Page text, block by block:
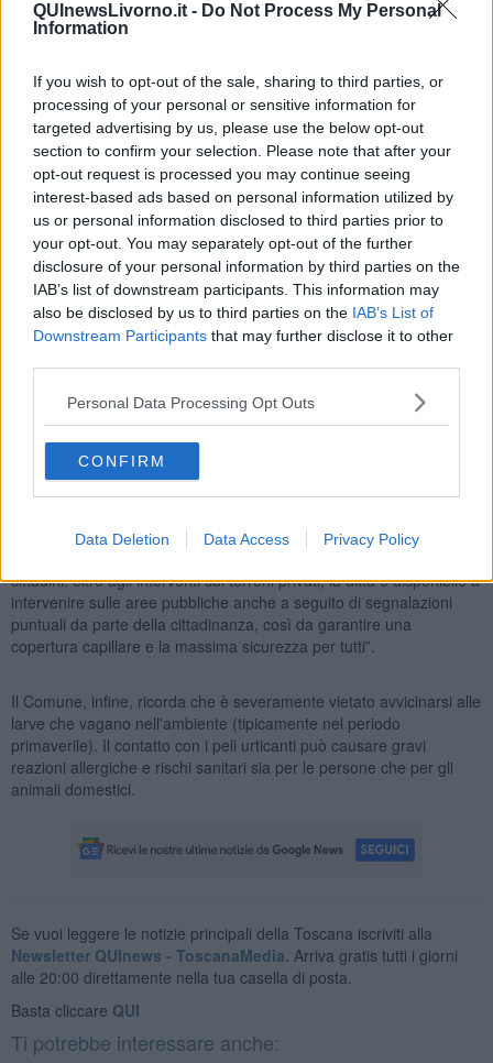
QUInewsLivorno.it - Do Not Process My Personal
Information
If you wish to opt-out of the sale, sharing to third parties, or
processing of your personal or sensitive information for
targeted advertising by us, please use the below opt-out
section to confirm your selection. Please note that after your
opt-out request is processed you may continue seeing
interest-based ads based on personal information utilized by
us or personal information disclosed to third parties prior to
your opt-out. You may separately opt-out of the further
disclosure of your personal information by third parties on the
IAB’s list of downstream participants. This information may
also be disclosed by us to third parties on the IAB’s List of
Downstream Participants that may further disclose it to other
Personal Data Processing Opt Outs
CONFIRM
Data Deletion Data Access Privacy Policy
Le ispezioni dovranno essere effettuate con particolare rigore sulle
nero, pino marittimo, pino domestico e pino strobo; varie specie di
cedro; altre conifere potenzialmente aggredibili.
Qualora venisse riscontrata la presenza di nidi, i soggetti interessati
dovranno intervenire immediatamente e obbligatoriamente
secondo le seguenti modalità:
- Rimozione meccanica: taglio dei rami infestati affidandosi a ditte
specializzate.
- Contenimento: i nidi (anche quelli già vuoti, poiché ancora carichi
- Smaltimento: i rami e i nidi rimossi dovranno essere distrutti in
“Per quanto riguarda il patrimonio arboreo pubblico e il territorio
comunale – ha dichiarato la sindaca Sara Paoli - l'Amministrazione
specializzata incaricata, che interviene prontamente laddove
cittadini: oltre agli interventi sui terreni privati, la ditta è disponibile a
intervenire sulle aree pubbliche anche a seguito di segnalazioni
puntuali da parte della cittadinanza, così da garantire una
copertura capillare e la massima sicurezza per tutti”.
Il Comune, infine, ricorda che è severamente vietato avvicinarsi alle
larve che vagano nell'ambiente (tipicamente nel periodo
primaverile). Il contatto con i peli urticanti può causare gravi
reazioni allergiche e rischi sanitari sia per le persone che per gli
animali domestici.
Se vuoi leggere le notizie principali della Toscana iscriviti alla
Newsletter QUInews - ToscanaMedia. Arriva gratis tutti i giorni
alle 20:00 direttamente nella tua casella di posta.
Basta cliccare QUI
Ti potrebbe interessare anche: